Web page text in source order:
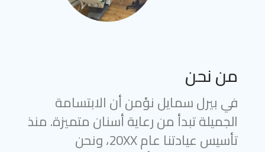
من نحن
في بيرل سمايل نؤمن أن الابتسامة
الجميلة تبدأ من رعاية أسنان متميزة. منذ
تأسيس عيادتنا عام 20XX، ونحن